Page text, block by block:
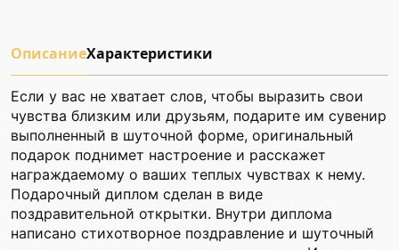
ОписаниеХарактеристики
Если у вас не хватает слов, чтобы выразить свои
чувства близким или друзьям, подарите им сувенир
выполненный в шуточной форме, оригинальный
подарок поднимет настроение и расскажет
награждаемому о ваших теплых чувствах к нему.
Подарочный диплом сделан в виде
поздравительной открытки. Внутри диплома
написано стихотворное поздравление и шуточный